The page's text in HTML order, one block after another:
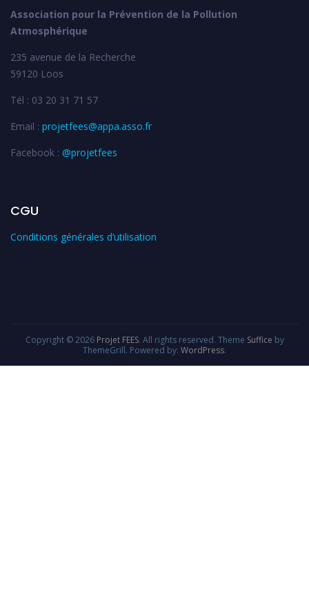
Association pour la Prévention de la Pollution
Atmosphérique
235 avenue de la Recherche
59120 Loos
Tél : 03 20 31 71 57
Email : projetfees@appa.asso.fr
Facebook : @projetfees
CGU
Conditions générales d’utilisation
Copyright © 2026 Projet FEES. All rights reserved. Theme Suffice by
ThemeGrill. Powered by: WordPress.